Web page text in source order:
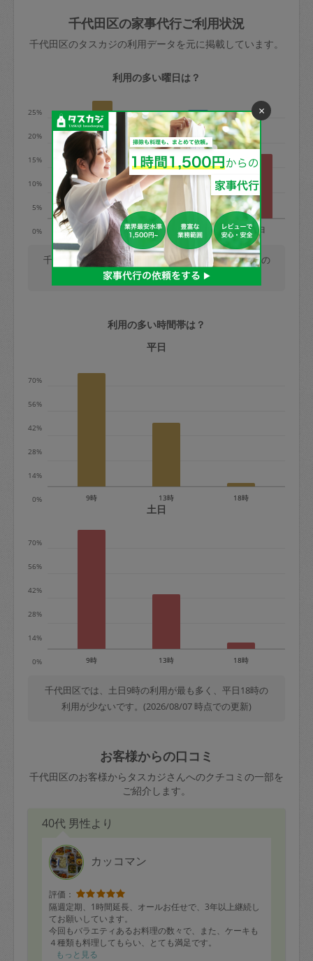
依頼者不在による当日キャンセル＝依頼
金額の100%＋交通費全額
※例：依頼日時／土曜日午前9時開始の場
発生
水曜日9時〜金曜日9時まで＝依頼料金の
50%
金曜日9時～土曜日8時まで＝依頼金額の
100%
土曜日8時〜実施時間＝依頼金額の100%
＋交通費全額
依頼者不在による当日キャンセル＝依頼
金額の100%＋交通費全額
定期契約をキャンセルする場合、毎週定
期は月2回まで隔週定期は月1回までキャ
※キャンセル料金の設定について：
定期依頼1回（3時間）の金額とスポット
きた場合は損害保険の対象外となるので
ご注意ください。
玉、など
あわせてこちらも参照ください：初めて
はありますか？
千代田区の家事代行ご利用状況
千代田区のタスカジの利用データを元に掲載しています。
利用の多い曜日は？
0%
5%
10%
15%
20%
25%
月 火 水 木 金 土 日
千代田区では、毎週火曜日の利用が最も多く、月曜日の
利用が少ないです。(2026/08/07 時点での更新)
利用の多い時間帯は？
平日
0%
14%
28%
42%
56%
70%
9時 13時 18時
土日
0%
14%
28%
42%
56%
70%
9時 13時 18時
千代田区では、土日9時の利用が最も多く、平日18時の
利用が少ないです。(2026/08/07 時点での更新)
お客様からの口コミ
千代田区のお客様からタスカジさんへのクチコミの一部を
ご紹介します。
40代 男性より
カッコマン
評価：
隔週定期、1時間延長、オールお任せで、3年以上継続し
てお願いしています。
今回もバラエティあるお料理の数々で、また、ケーキも
４種類も料理してもらい、とても満足です。
クリスマス前ということで、ラムチョップをリクエスト
もっと見る
×